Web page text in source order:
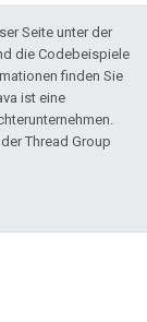
Seite unter der
die Codebeispiele
finden Sie
ist eine
Thread Group